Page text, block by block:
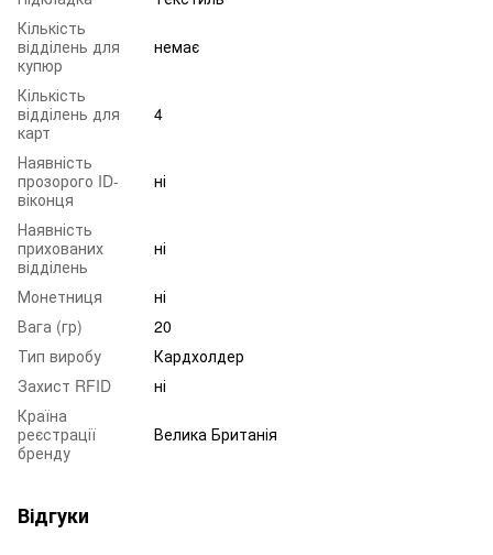
Кількість
відділень для
купюр
немає
Кількість
відділень для
карт
4
Наявність
прозорого ID-
віконця
ні
Наявність
прихованих
відділень
ні
Монетниця
ні
Вага (гр)
20
Тип виробу
Кардхолдер
Захист RFID
ні
Країна
реєстрації
бренду
Велика Британія
Відгуки